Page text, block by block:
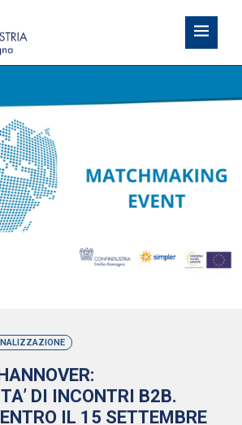
DI INCONTRI B2B.
IL 15 SETTEMBRE